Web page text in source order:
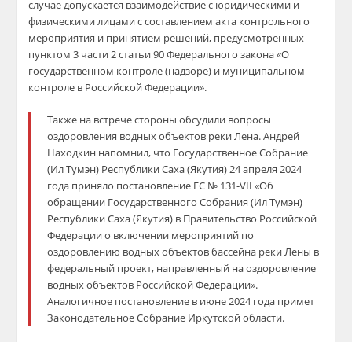
случае допускается взаимодействие с юридическими и
физическими лицами с составлением акта контрольного
мероприятия и принятием решений, предусмотренных
пунктом 3 части 2 статьи 90 Федерального закона «О
государственном контроле (надзоре) и муниципальном
контроле в Российской Федерации».
Также на встрече стороны обсудили вопросы
оздоровления водных объектов реки Лена. Андрей
Находкин напомнил, что Государственное Собрание
(Ил Тумэн) Республики Саха (Якутия) 24 апреля 2024
года приняло постановление ГС № 131-VII «Об
обращении Государственного Собрания (Ил Тумэн)
Республики Саха (Якутия) в Правительство Российской
Федерации о включении мероприятий по
оздоровлению водных объектов бассейна реки Лены в
федеральный проект, направленный на оздоровление
водных объектов Российской Федерации».
Аналогичное постановление в июне 2024 года примет
Законодательное Собрание Иркутской области.